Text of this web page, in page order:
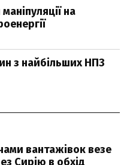
на
з найбільших НПЗ
вантажівок везе
Сирію в обхід